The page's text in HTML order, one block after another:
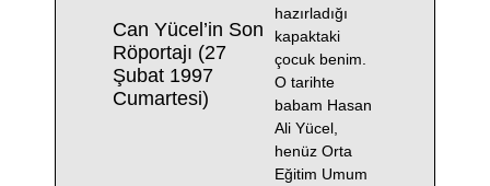
Can Yücel’in Son
Röportajı (27
Şubat 1997
Cumartesi)
hazırladığı
kapaktaki
çocuk benim.
O tarihte
babam Hasan
Ali Yücel,
henüz Orta
Eğitim Umum